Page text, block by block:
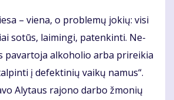
– vie­na, o pro­ble­mų jo­kių: vi­si
so­tūs, lai­min­gi, pa­ten­kin­ti. Ne­
pa­var­to­ja al­ko­ho­lio ar­ba pri­rei­kia
į de­fek­ti­nių vai­kų na­mus“.
Aly­taus ra­jo­no dar­bo žmo­nių